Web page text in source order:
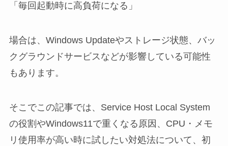
「毎回起動時に高負荷になる」
場合は、Windows Updateやストレージ状態、バッ
クグラウンドサービスなどが影響している可能性
もあります。
そこでこの記事では、Service Host Local System
の役割やWindows11で重くなる原因、CPU・メモ
リ使用率が高い時に試したい対処法について、初